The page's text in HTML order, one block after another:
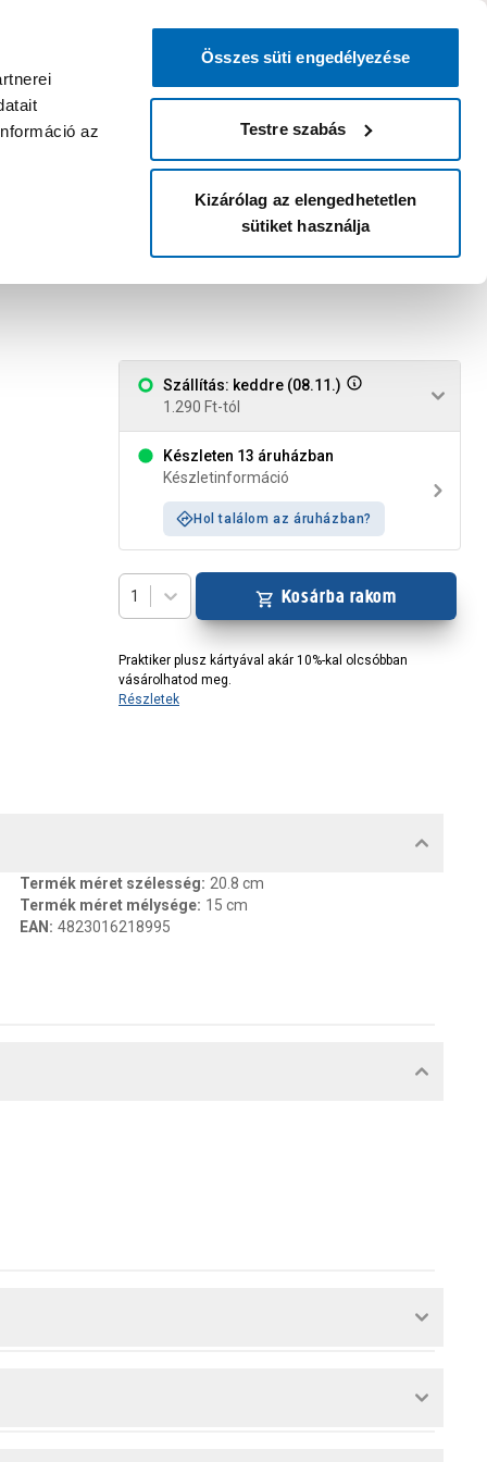
az
Összes süti engedélyezése
Testre szabás
Kizárólag az elengedhetetlen
sütiket használja
bejelentkezni?
Belépés Listáim
Áruházak és szolgáltatások
204x60mm 125mm
Szállítás: keddre (08.11.)
1.290 Ft-tól
Készleten 13 áruházban
Készletinformáció
Hol találom az áruházban?
1 Kosárba rakom
Praktiker plusz kártyával akár 10%-kal olcsóbban
vásárolhatod meg.
Részletek
Termék méret szélesség: 20.8 cm
Termék méret mélysége: 15 cm
EAN : 4823016218995